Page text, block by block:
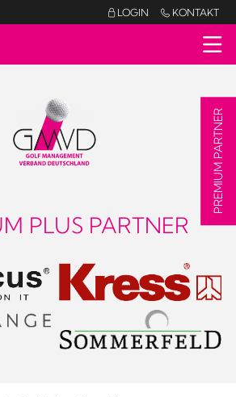
LOGIN  KONTAKT
PLUS PARTNER
PREMIUM PARTNER